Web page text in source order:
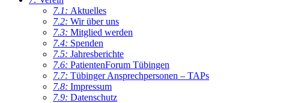
7.1: Aktuelles
7.2: Wir über uns
7.3: Mitglied werden
7.4: Spenden
7.5: Jahresberichte
7.6: PatientenForum Tübingen
7.7: Tübinger Ansprechpersonen – TAPs
7.8: Impressum
7.9: Datenschutz